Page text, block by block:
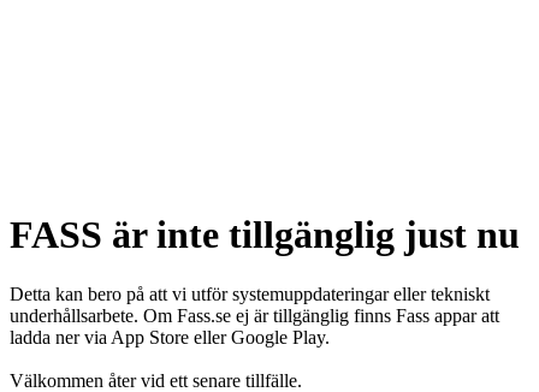
FASS är inte tillgänglig just nu
Detta kan bero på att vi utför systemuppdateringar eller tekniskt
underhållsarbete. Om Fass.se ej är tillgänglig finns Fass appar att
ladda ner via App Store eller Google Play.
Välkommen åter vid ett senare tillfälle.